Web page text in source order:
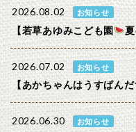
2026.08.02 お知らせ
【若草あゆみこども園
2026.07.02 お知らせ
【あかちゃんはうすぱん
2026.06.30 お知らせ